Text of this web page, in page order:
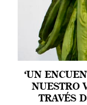
‘UN
NUESTRO
TRAVÉS